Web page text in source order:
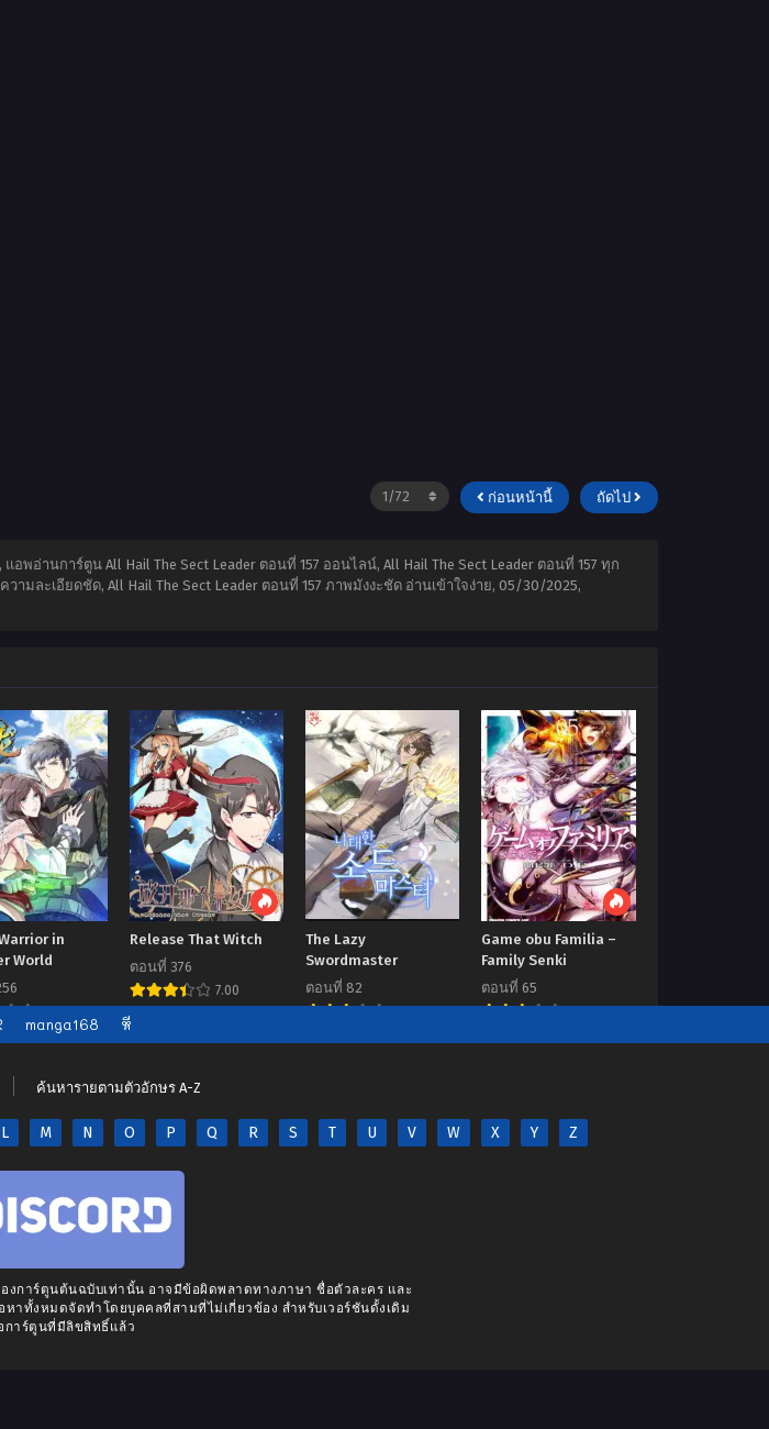
ก่อนหน้านี้ ถัดไป
อพอ่านการ์ตูน All Hail The Sect Leader ตอนที่ 157 ออนไลน์, All Hail The Sect Leader ตอนที่ 157 ทุก
ามละเอียดชัด, All Hail The Sect Leader ตอนที่ 157 ภาพมังงะชัด อ่านเข้าใจง่าย, 05/30/2025,
in
World
Release That Witch
ตอนที่ 376
7.00
The Lazy
Swordmaster
ตอนที่ 82
Game obu Familia –
Family Senki
ตอนที่ 65
manga168 หี
ค้นหารายตามตัวอักษร A-Z
L M N O P Q R S T U V W X Y Z
งการ์ตูนต้นฉบับเท่านั้น อาจมีข้อผิดพลาดทางภาษา ชื่อตัวละคร และ
หาทั้งหมดจัดทำโดยบุคคลที่สามที่ไม่เกี่ยวข้อง สำหรับเวอร์ชันดั้งเดิม
การ์ตูนที่มีลิขสิทธิ์แล้ว